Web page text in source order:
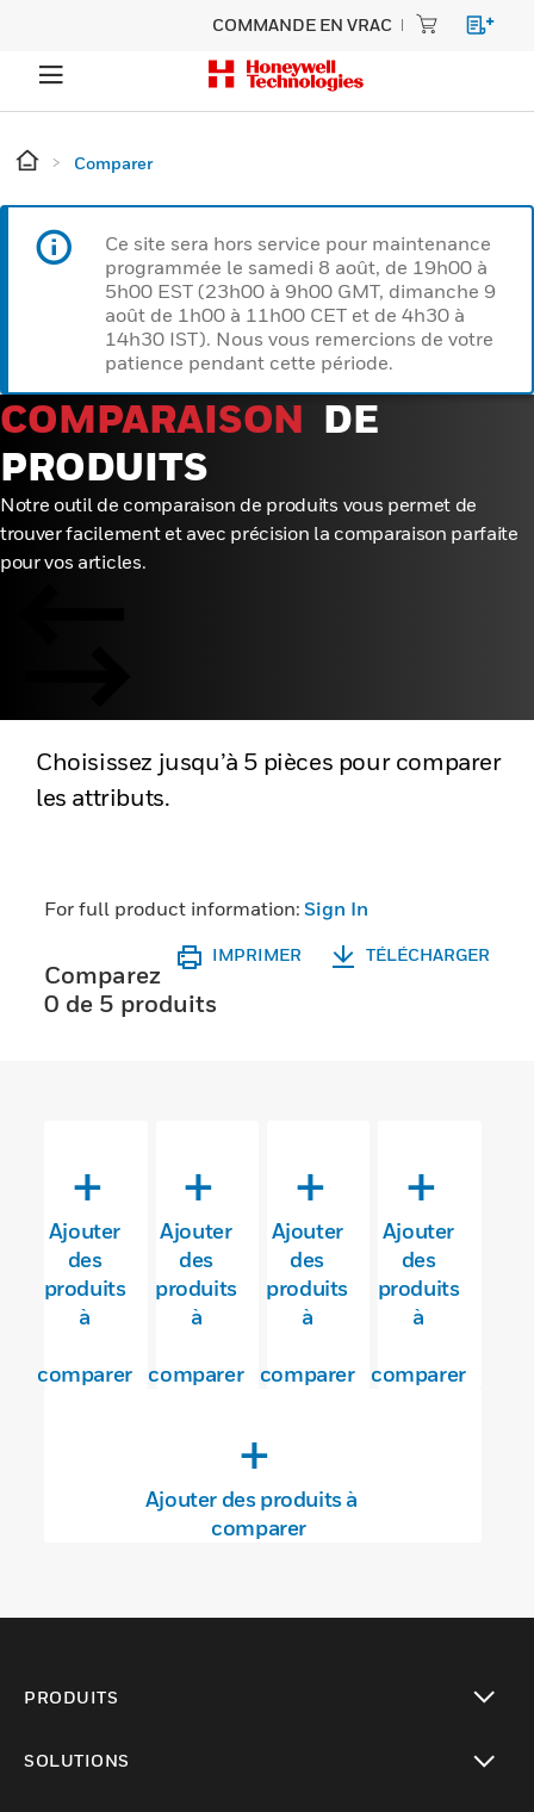
COMMANDE EN VRAC
Comparer
Ce site sera hors service pour maintenance
programmée le samedi 8 août, de 19h00 à
5h00 EST (23h00 à 9h00 GMT, dimanche 9
août de 1h00 à 11h00 CET et de 4h30 à
14h30 IST). Nous vous remercions de votre
patience pendant cette période.
COMPARAISON DE
PRODUITS
Notre outil de comparaison de produits vous permet de
trouver facilement et avec précision la comparaison parfaite
pour vos articles.
Choisissez jusqu’à 5 pièces pour comparer
les attributs.
For full product information:Sign In
IMPRIMER TÉLÉCHARGER
Comparez
0 de 5 produits
+
Ajouter
des
produits
à
comparer
+
Ajouter
des
produits
à
comparer
+
Ajouter
des
produits
à
comparer
+
Ajouter
des
produits
à
comparer
+
Ajouter des produits à
comparer
PRODUITS
SOLUTIONS